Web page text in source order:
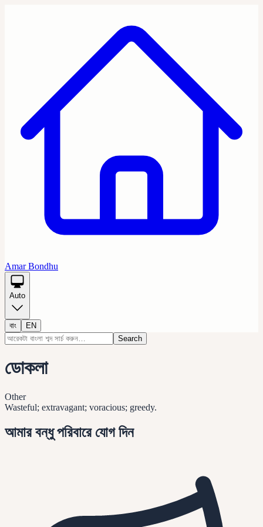
Amar Bondhu
Auto
বাং
EN
Search
ডোকলা
Other
Wasteful; extravagant; voracious; greedy.
আমার বন্ধু পরিবারে যোগ দিন